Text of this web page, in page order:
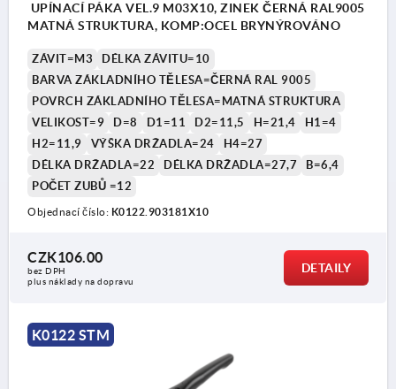
UPÍNACÍ PÁKA VEL.9 M03X10, ZINEK ČERNÁ RAL9005
MATNÁ STRUKTURA, KOMP:OCEL BRYNÝROVÁNO
ZÁVIT=M3
DÉLKA ZÁVITU=10
BARVA ZÁKLADNÍHO TĚLESA=ČERNÁ RAL 9005
POVRCH ZÁKLADNÍHO TĚLESA=MATNÁ STRUKTURA
VELIKOST=9
D=8 D1=11 D2=11,5 H=21,4
H1=4
H2=11,9
VÝŠKA DRŽADLA=24
H4=27
DÉLKA DRŽADLA=22
DÉLKA DRŽADLA=27,7
B=6,4
POČET ZUBŮ =12
Objednací číslo: K0122.903181X10
CZK106.00
bez DPH
plus náklady na dopravu
DETAILY
K0122 STM